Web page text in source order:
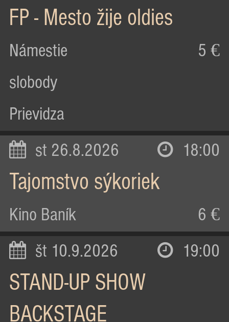
FP - Mesto žije oldies
Námestie
slobody
Prievidza
5 €
st 26.8.2026 18:00
Tajomstvo sýkoriek
Kino Baník 6 €
št 10.9.2026 19:00
STAND-UP SHOW
BACKSTAGE